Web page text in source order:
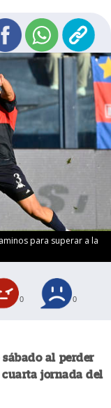
para superar a la
0 0
al perder
cuarta jornada del